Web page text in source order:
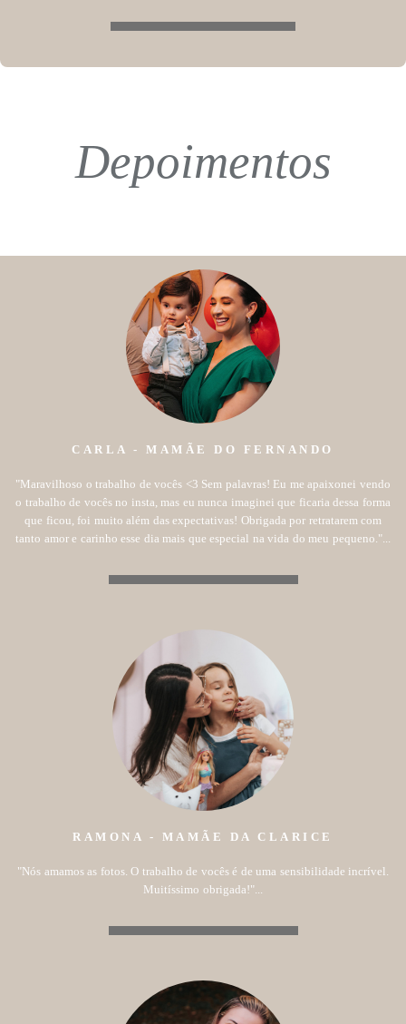
Depoimentos
CARLA - MAMÃE DO FERNANDO
"Maravilhoso o trabalho de vocês <3 Sem palavras! Eu me apaixonei vendo
o trabalho de vocês no insta, mas eu nunca imaginei que ficaria dessa forma
que ficou, foi muito além das expectativas! Obrigada por retratarem com
tanto amor e carinho esse dia mais que especial na vida do meu pequeno."...
RAMONA - MAMÃE DA CLARICE
"Nós amamos as fotos. O trabalho de vocês é de uma sensibilidade incrível.
Muitíssimo obrigada!"...